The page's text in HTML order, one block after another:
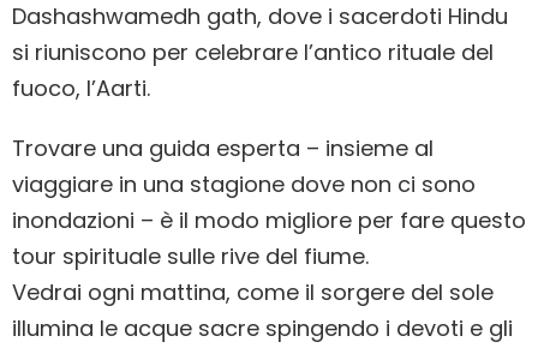
Dashashwamedh gath, dove i sacerdoti Hindu
si riuniscono per celebrare l’antico rituale del
fuoco, l’Aarti.
Trovare una guida esperta – insieme al
viaggiare in una stagione dove non ci sono
inondazioni – è il modo migliore per fare questo
tour spirituale sulle rive del fiume.
Vedrai ogni mattina, come il sorgere del sole
illumina le acque sacre spingendo i devoti e gli